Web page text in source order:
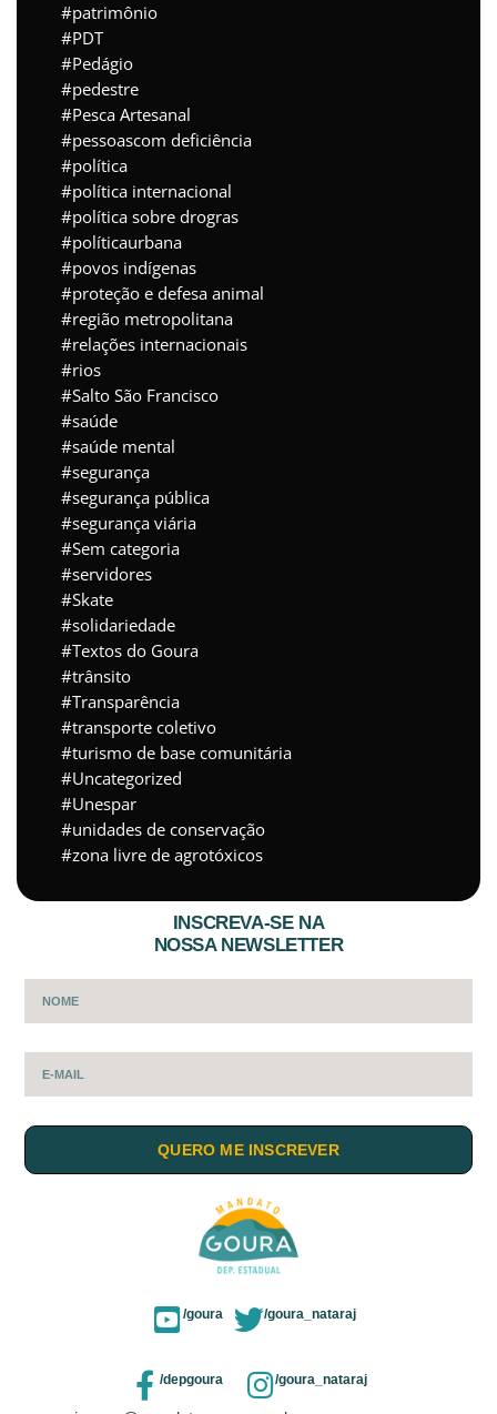
patrimônio
PDT
Pedágio
pedestre
Pesca Artesanal
pessoascom deficiência
política
política internacional
política sobre drogras
políticaurbana
povos indígenas
proteção e defesa animal
região metropolitana
relações internacionais
rios
Salto São Francisco
saúde
saúde mental
segurança
segurança pública
segurança viária
Sem categoria
servidores
Skate
solidariedade
Textos do Goura
trânsito
Transparência
transporte coletivo
turismo de base comunitária
Uncategorized
Unespar
unidades de conservação
zona livre de agrotóxicos
INSCREVA-SE NA
NOSSA NEWSLETTER
QUERO ME INSCREVER
/goura /goura_nataraj
/depgoura /goura_nataraj